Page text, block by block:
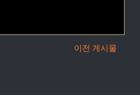
이전 게시물